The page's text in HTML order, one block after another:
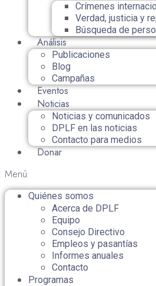
Crímenes
Verdad, justicia y
Búsqueda de
Análisis
Publicaciones
Blog
Campañas
Eventos
Noticias
Noticias y comunicados
DPLF en las noticias
Contacto para medios
Donar
Menú
Quiénes somos
Acerca de DPLF
Equipo
Consejo Directivo
Empleos y pasantías
Informes anuales
Contacto
Programas